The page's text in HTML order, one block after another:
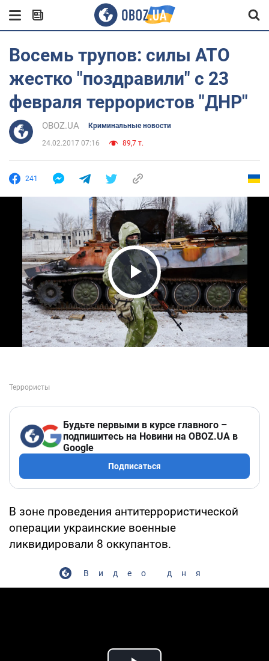
Восемь трупов: силы АТО
жестко "поздравили" с 23
февраля террористов "ДНР"
OBOZ.UA Криминальные новости
24.02.2017 07:16 89,7 т.
241
Play Video
Будьте первыми в курсе главного –
подпишитесь на Новини на OBOZ.UA в
Google
Подписаться
В зоне проведения антитеррористической
операции украинские военные
ликвидировали 8 оккупантов.
Видео дня